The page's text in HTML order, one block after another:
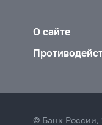
О сайте
© Банк России,